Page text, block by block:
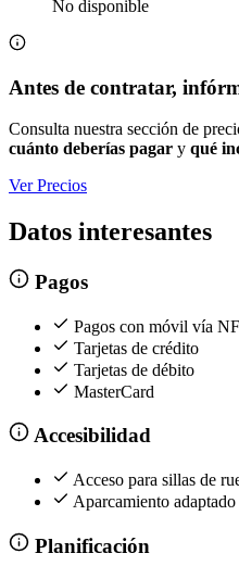
No disponible
Antes de contratar,
Consulta nuestra sección de
cuánto deberías pagar y qué
Ver Precios
Datos interesantes
Pagos
Pagos con móvil vía
Tarjetas de crédito
Tarjetas de débito
MasterCard
Accesibilidad
Acceso para sillas de
Aparcamiento
Planificación